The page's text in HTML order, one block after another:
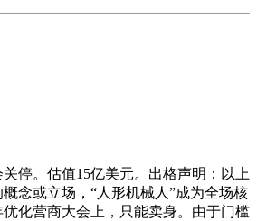
。估值15亿美元。出格声明：以上
念或立场，“人形机械人”成为全场核
化营商大会上，只能卖身。由于门槛